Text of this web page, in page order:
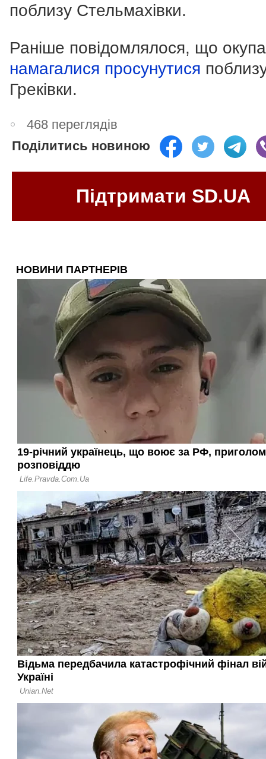
поблизу Стельмахівки.
Раніше повідомлялося, що
намагалися просунутися
Греківки.
468 переглядів
Поділитись новиною
Підтримати SD.UA